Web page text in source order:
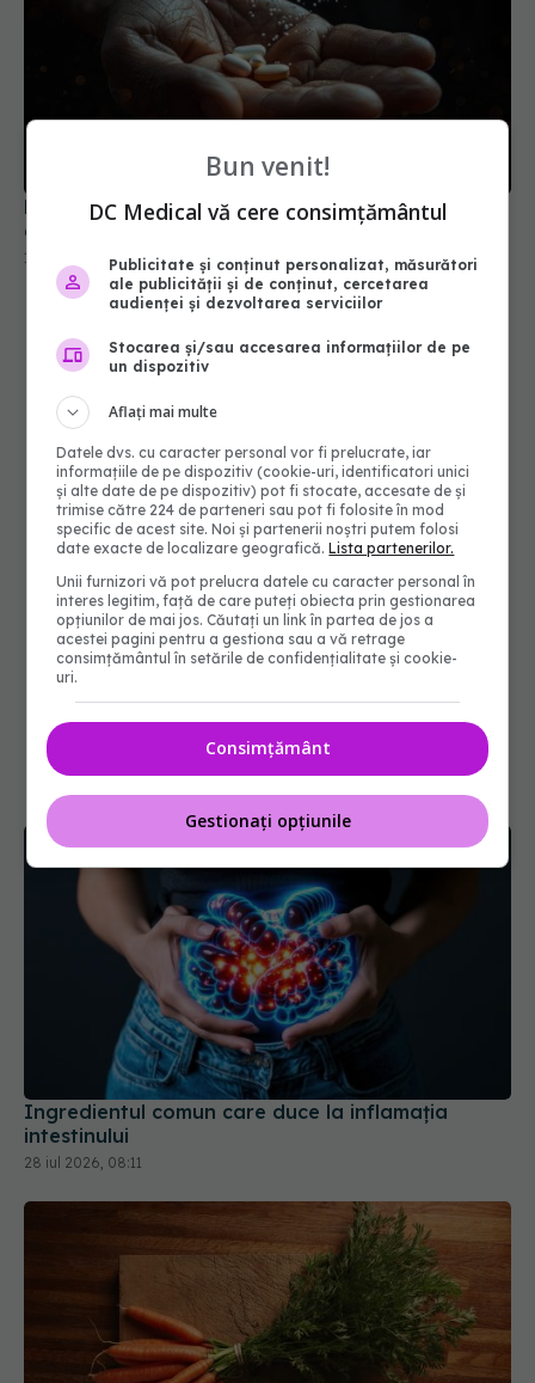
Pastilele care distrug organismul dacă nu sunt
Ingredientul comun care duce la inflamația
intestinului
28 iul 2026, 08:11
Bun venit!
DC Medical vă cere consimțământul
Publicitate și conținut personalizat, măsurători
ale publicității și de conținut, cercetarea
audienței și dezvoltarea serviciilor
Stocarea și/sau accesarea informațiilor de pe
un dispozitiv
Aflați mai multe
Datele dvs. cu caracter personal vor fi prelucrate, iar
informațiile de pe dispozitiv (cookie-uri, identificatori unici
și alte date de pe dispozitiv) pot fi stocate, accesate de și
trimise către 224 de parteneri sau pot fi folosite în mod
specific de acest site. Noi și partenerii noștri putem folosi
date exacte de localizare geografică.Lista partenerilor.
Unii furnizori vă pot prelucra datele cu caracter personal în
interes legitim, față de care puteți obiecta prin gestionarea
opțiunilor de mai jos. Căutați un link în partea de jos a
acestei pagini pentru a gestiona sau a vă retrage
consimțământul în setările de confidențialitate și cookie-
uri.
Consimțământ
Gestionați opțiunile